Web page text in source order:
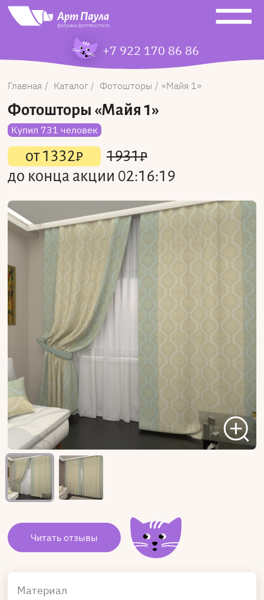
+7 922 170 86 86
Главная Каталог Фотошторы Майя 1
Фотошторы «Майя 1»
Купил 731 человек
от1332₽ 1931₽
до конца акции 02:16:19
Читать отзывы
Материал